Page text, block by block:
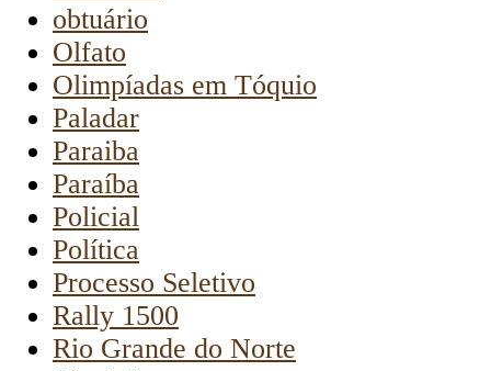
obtuário
Olfato
Olimpíadas em Tóquio
Paladar
Paraiba
Paraíba
Policial
Política
Processo Seletivo
Rally 1500
Rio Grande do Norte